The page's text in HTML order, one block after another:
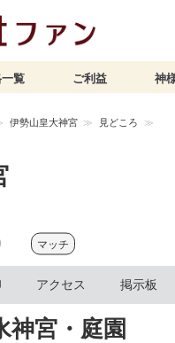
覧 ご利益 神
伊勢山皇大神宮
見どころ
マッチ
アクセス 掲示板
神宮・庭園